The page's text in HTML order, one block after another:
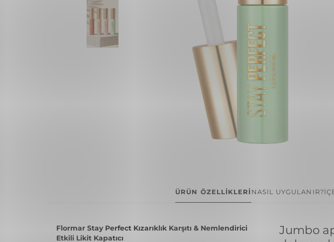
ÜRÜN ÖZELLİKLERİ NASIL UYGULANIR?
Flormar Stay Perfect Kızarıklık Karşıtı & Nemlendirici
Etkili Likit Kapatıcı
Jumbo